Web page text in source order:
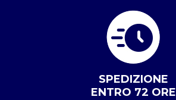
SPEDIZIONE
ENTRO 72 ORE